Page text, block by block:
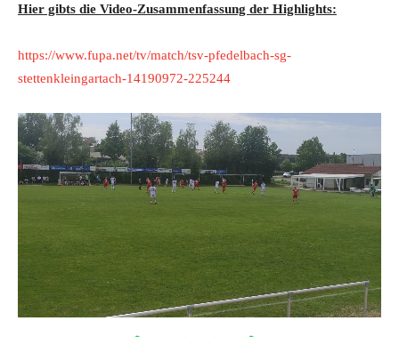
Hier gibts die Video-Zusammenfassung der Highlights:
https://www.fupa.net/tv/match/tsv-pfedelbach-sg-
stettenkleingartach-14190972-225244